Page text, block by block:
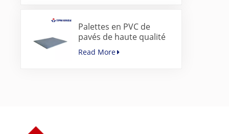
Palettes en PVC de
pavés de haute qualité
pour machine de
fabrication de blocs de
Read More